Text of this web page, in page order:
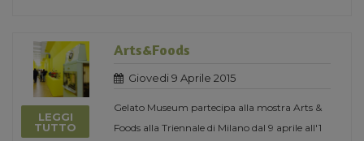
LEGGI
TUTTO
Arts&Foods
Giovedi 9 Aprile 2015
Gelato Museum partecipa alla mostra Arts &
Foods alla Triennale di Milano dal 9 aprile all'1